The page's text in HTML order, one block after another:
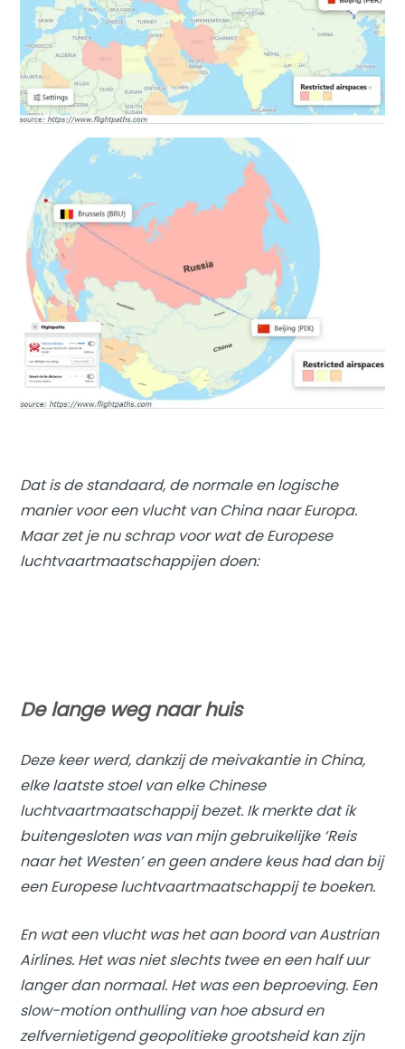
Dat is de standaard, de normale en logische
manier voor een vlucht van China naar Europa.
Maar zet je nu schrap voor wat de Europese
luchtvaartmaatschappijen doen:
De lange weg naar huis
Deze keer werd, dankzij de meivakantie in China,
elke laatste stoel van elke Chinese
luchtvaartmaatschappij bezet. Ik merkte dat ik
buitengesloten was van mijn gebruikelijke ‘Reis
naar het Westen’ en geen andere keus had dan bij
een Europese luchtvaartmaatschappij te boeken.
En wat een vlucht was het aan boord van Austrian
Airlines. Het was niet slechts twee en een half uur
langer dan normaal. Het was een beproeving. Een
slow-motion onthulling van hoe absurd en
zelfvernietigend geopolitieke grootsheid kan zijn